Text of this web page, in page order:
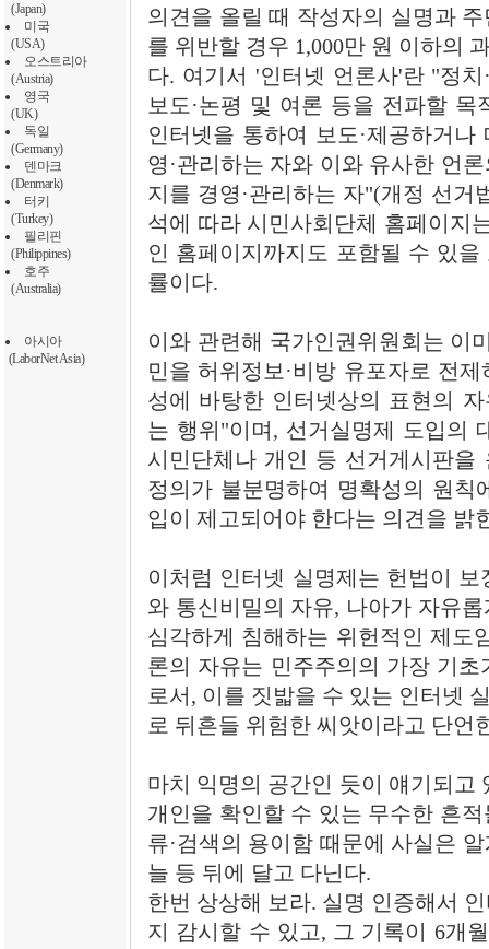
(Japan)
미국
(USA)
오스트리아
(Austria)
영국
(UK)
독일
(Germany)
덴마크
(Denmark)
터키
(Turkey)
필리핀
(Philippines)
호주
(Australia)
아시아
(LaborNet Asia)
의견을 올릴 때 작성자의 실명과
를 위반할 경우 1,000만 원 이하의
다. 여기서 '인터넷 언론사'란 "정치
보도·논평 및 여론 등을 전파할 목
인터넷을 통하여 보도·제공하거
영·관리하는 자와 이와 유사한 언
지를 경영·관리하는 자"(개정 선거
석에 따라 시민사회단체 홈페이지
인 홈페이지까지도 포함될 수 있
률이다.
이와 관련해 국가인권위원회는 이
민을 허위정보·비방 유포자로 전
성에 바탕한 인터넷상의 표현의
는 행위"이며, 선거실명제 도입의
시민단체나 개인 등 선거게시판
정의가 불분명하여 명확성의 원칙
입이 제고되어야 한다는 의견을 밝
이처럼 인터넷 실명제는 헌법이
와 통신비밀의 자유, 나아가 자유
심각하게 침해하는 위헌적인 제도
론의 자유는 민주주의의 가장 기
로서, 이를 짓밟을 수 있는 인터넷
로 뒤흔들 위험한 씨앗이라고 단언
마치 익명의 공간인 듯이 얘기되고
개인을 확인할 수 있는 무수한 흔
류·검색의 용이함 때문에 사실은
늘 등 뒤에 달고 다닌다.
한번 상상해 보라. 실명 인증해서
지 감시할 수 있고, 그 기록이 6개